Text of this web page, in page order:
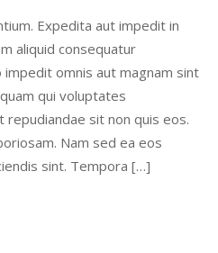
Expedita aut impedit in
aliquid consequatur
impedit omnis aut magnam sint
qui voluptates
repudiandae sit non quis eos.
Nam sed ea eos
sint. Tempora […]